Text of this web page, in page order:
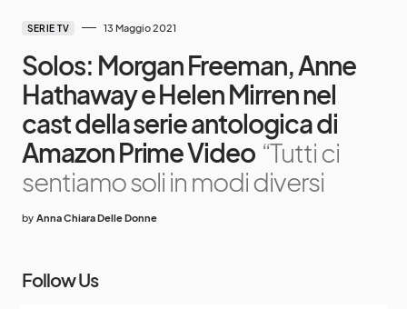
SERIE TV 13 Maggio 2021
Solos: Morgan Freeman, Anne
Hathaway e Helen Mirren nel
cast della serie antologica di
Amazon Prime Video “Tutti ci
sentiamo soli in modi diversi
by Anna Chiara Delle Donne
Follow Us